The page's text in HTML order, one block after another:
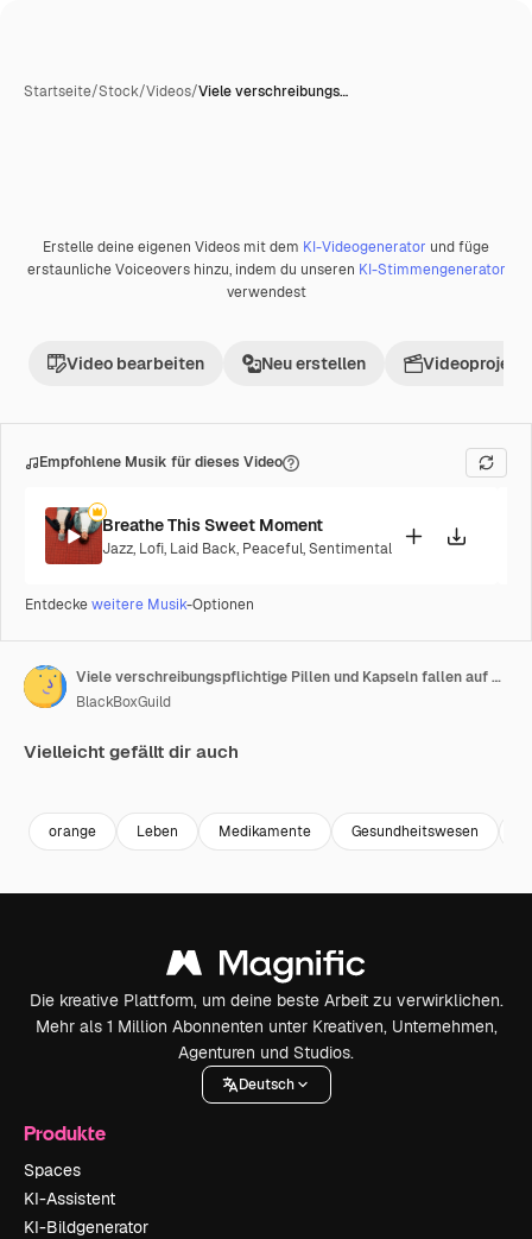
Startseite/Stock/Videos/Viele verschreibungs…
Premium
Erstelle deine eigenen Videos mit dem KI-Videogenerator und füge
erstaunliche Voiceovers hinzu, indem du unseren KI-Stimmengenerator
verwendest
Video bearbeiten Neu erstellen Videoprojekt
Empfohlene Musik für dieses Video
Breathe This Sweet Moment
Jazz, Lofi, Laid Back, Peaceful,Sentimental
Entdeckeweitere Musik-Optionen
Viele verschreibungspflichtige Pillen und Kapseln fallen auf eine orangefarbene Apotheken-Medikamentenflasche in Zeitlupe
BlackBoxGuild
Vielleicht gefällt dir auch
orange Leben Medikamente Gesundheitswesen
Die kreative Plattform, um deine beste Arbeit zu verwirklichen.
Mehr als 1 Million Abonnenten unter Kreativen, Unternehmen,
Agenturen und Studios.
Deutsch
Produkte
Spaces
KI-Assistent
KI-Bildgenerator